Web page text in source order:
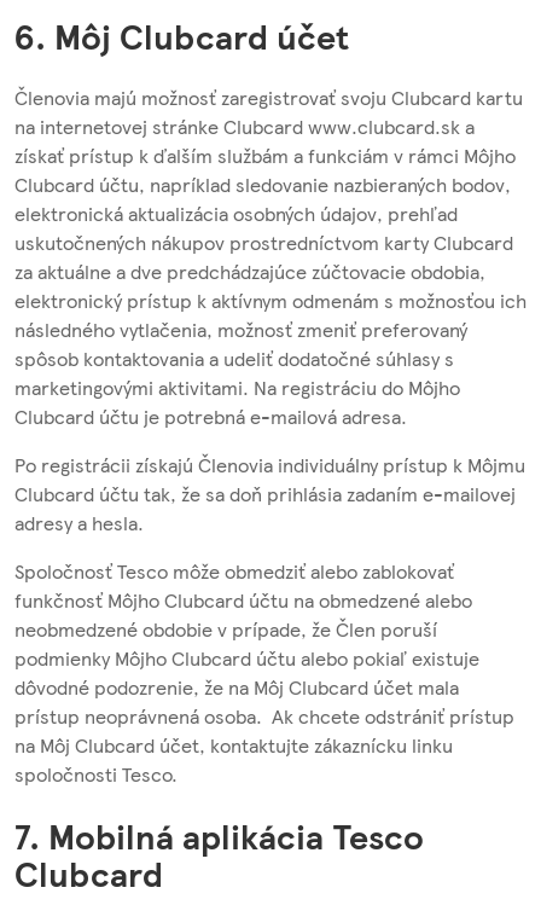
6. Môj Clubcard účet
Členovia majú možnosť zaregistrovať svoju Clubcard kartu
na internetovej stránke Clubcard www.clubcard.sk a
získať prístup k ďalším službám a funkciám v rámci Môjho
Clubcard účtu, napríklad sledovanie nazbieraných bodov,
elektronická aktualizácia osobných údajov, prehľad
uskutočnených nákupov prostredníctvom karty Clubcard
za aktuálne a dve predchádzajúce zúčtovacie obdobia,
elektronický prístup k aktívnym odmenám s možnosťou ich
následného vytlačenia, možnosť zmeniť preferovaný
spôsob kontaktovania a udeliť dodatočné súhlasy s
marketingovými aktivitami. Na registráciu do Môjho
Clubcard účtu je potrebná e-mailová adresa.
Po registrácii získajú Členovia individuálny prístup k Môjmu
Clubcard účtu tak, že sa doň prihlásia zadaním e-mailovej
adresy a hesla.
Spoločnosť Tesco môže obmedziť alebo zablokovať
funkčnosť Môjho Clubcard účtu na obmedzené alebo
neobmedzené obdobie v prípade, že Člen poruší
podmienky Môjho Clubcard účtu alebo pokiaľ existuje
dôvodné podozrenie, že na Môj Clubcard účet mala
prístup neoprávnená osoba. Ak chcete odstrániť prístup
na Môj Clubcard účet, kontaktujte zákaznícku linku
spoločnosti Tesco.
7. Mobilná aplikácia Tesco
Clubcard